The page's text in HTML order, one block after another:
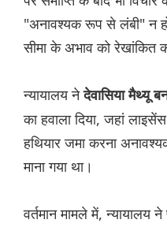
"अनावश्यक रूप से लंबी" न
सीमा के अभाव को रेखांकित
न्यायालय नेदेवासिया मैथ्यू
का हवाला दिया, जहां
हथियार जमा करना
माना गया था।
वर्तमान मामले में, न्यायालय